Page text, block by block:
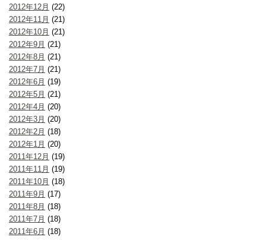
2012年12月 (22)
2012年11月 (21)
2012年10月 (21)
2012年9月 (21)
2012年8月 (21)
2012年7月 (21)
2012年6月 (19)
2012年5月 (21)
2012年4月 (20)
2012年3月 (20)
2012年2月 (18)
2012年1月 (20)
2011年12月 (19)
2011年11月 (19)
2011年10月 (18)
2011年9月 (17)
2011年8月 (18)
2011年7月 (18)
2011年6月 (18)